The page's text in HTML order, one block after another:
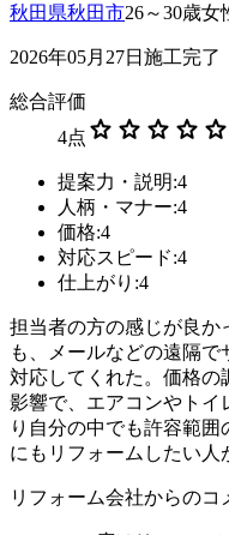
秋田県秋田市26～30歳女
2026年05月27日施工完了
総合評価
4点 star star star star star
提案力・説明:4
人柄・マナー:4
価格:4
対応スピード:4
仕上がり:4
担当者の方の感じが良か
も、メールなどの遠隔
対応してくれた。価格の
影響で、エアコンやトイ
り自分の中でも許容範
にもリフォームしたい人
リフォーム会社からのコ